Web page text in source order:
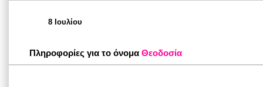
8 Ιουλίου
Πληροφορίες για το όνομα Θεοδοσία